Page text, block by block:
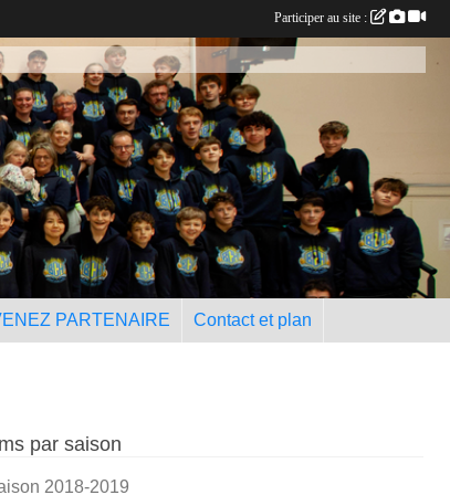
PARTENAIRE Contact et plan
par saison
2018-2019
Participer au site :